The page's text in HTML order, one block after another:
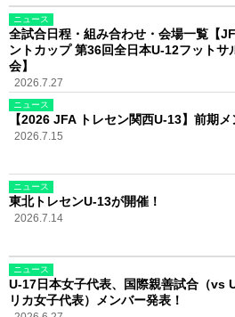
ニュース
全試合日程・組み合わせ・会場一覧【
ントカップ 第36回全日本U-12フットサ
会】
2026.7.27
ニュース
【2026 JFA トレセン関西U-13】前期
2026.7.15
ニュース
東北トレセンU-13が開催！
2026.7.14
ニュース
U-17日本女子代表、国際親善試合（vs
リカ女子代表）メンバー発表！